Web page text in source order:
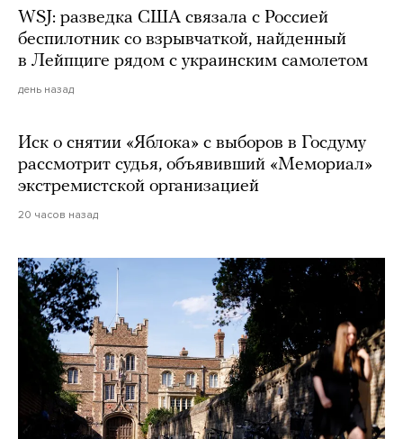
WSJ: разведка США связала с Россией
беспилотник со взрывчаткой, найденный
в Лейпциге рядом с украинским самолетом
день назад
Иск о снятии «Яблока» с выборов в Госдуму
рассмотрит судья, объявивший «Мемориал»
экстремистской организацией
20 часов назад